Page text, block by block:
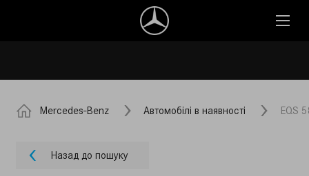
Mercedes-Benz Автомобілі в наявності EQS
Назад до пошуку